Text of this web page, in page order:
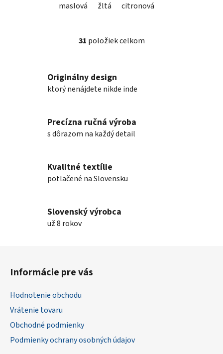
maslová žltá citronová
O
á
d
i
e
v
k
ý
31 položiek celkom
Originálny design
ktorý nenájdete nikde inde
Precízna ručná výroba
s dôrazom na každý detail
Kvalitné textílie
potlačené na Slovensku
Slovenský výrobca
už 8 rokov
Informácie pre vás
Hodnotenie obchodu
Vrátenie tovaru
Obchodné podmienky
Podmienky ochrany osobných údajov